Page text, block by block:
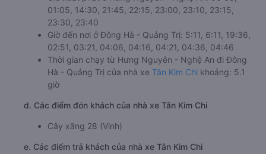
c. Lộ trình, giờ khởi hành và giờ kết thúc của xe khách Tân
Kim Chi
Giờ xuất phát ở Hưng Nguyên - Nghệ An: 00:05,
01:05, 14:30, 21:45, 22:15, 23:00, 23:10, 23:15,
23:30, 23:40
Giờ đến nơi ở Đông Hà - Quảng Trị: 5:11, 6:11, 19:36,
02:51, 03:21, 04:06, 04:16, 04:21, 04:36, 04:46
Thời gian chạy từ Hưng Nguyên - Nghệ An đi Đông
giờ
d. Các điểm đón khách của nhà xe Tân Kim Chi